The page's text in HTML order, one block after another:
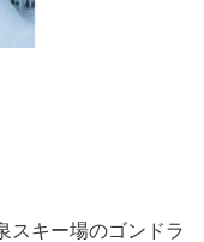
スキー場のゴンドラ